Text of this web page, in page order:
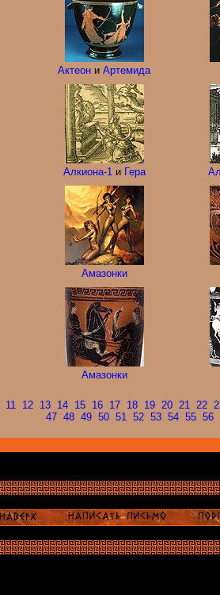
Актеон и Артемида
Алкиона-1и Гера
Амазонки
Амазонки
11 12 13 14 15 16 17 18 19 20 21 22
47 48 49 50 51 52 53 54 55 56